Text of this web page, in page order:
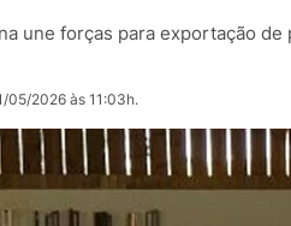
une forças para exportação
05/2026 às 11:03h.